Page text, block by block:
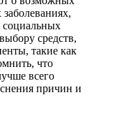
социальных
средств,
такие как
что
всего
причин и